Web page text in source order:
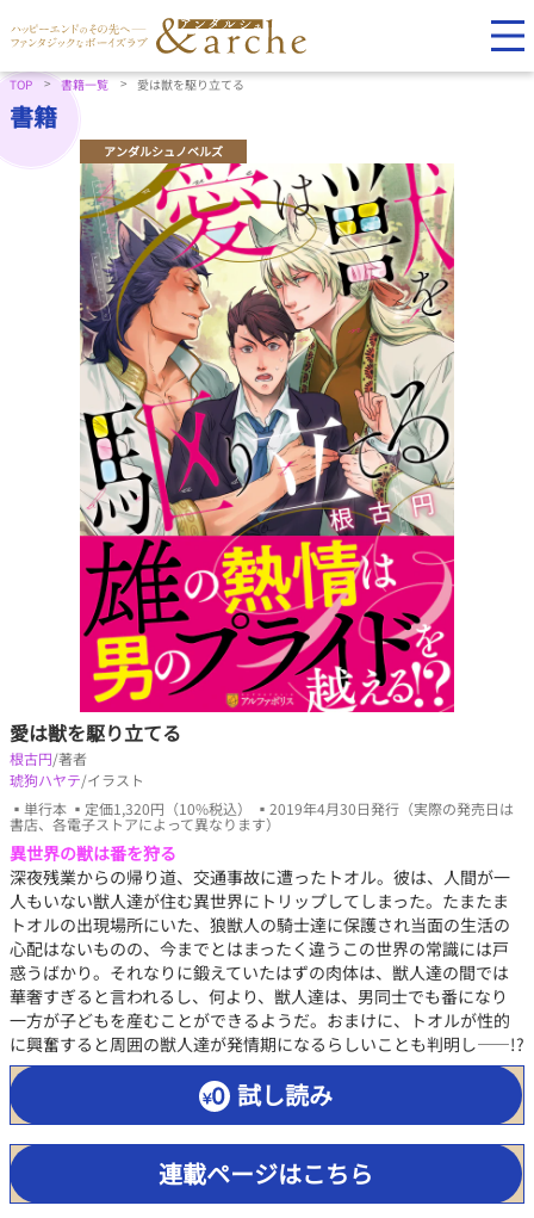
TOP 書籍一覧 愛は獣を駆り立てる
書籍
アンダルシュノベルズ
愛は獣を駆り立てる
根古円/著者
琥狗ハヤテ/イラスト
▪単行本 ▪定価1,320円（10%税込） ▪2019年4月30日発行（実際の発売日は
書店、各電子ストアによって異なります）
異世界の獣は番を狩る
深夜残業からの帰り道、交通事故に遭ったトオル。彼は、人間が一
人もいない獣人達が住む異世界にトリップしてしまった。たまたま
トオルの出現場所にいた、狼獣人の騎士達に保護され当面の生活の
心配はないものの、今までとはまったく違うこの世界の常識には戸
惑うばかり。それなりに鍛えていたはずの肉体は、獣人達の間では
華奢すぎると言われるし、何より、獣人達は、男同士でも番になり
一方が子どもを産むことができるようだ。おまけに、トオルが性的
に興奮すると周囲の獣人達が発情期になるらしいことも判明し――!?
試し読み
連載ページはこちら